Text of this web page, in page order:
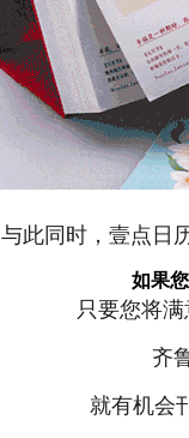
与此同时，壹点日
如果
只要您将
齐
就有机会